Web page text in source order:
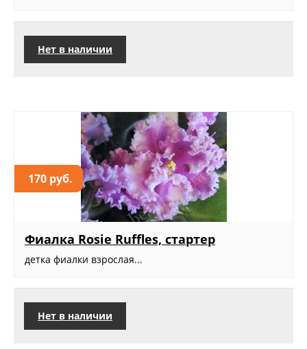
Нет в наличии
170 руб.
Фиалка Rosie Ruffles, стартер
детка фиалки взрослая...
Нет в наличии